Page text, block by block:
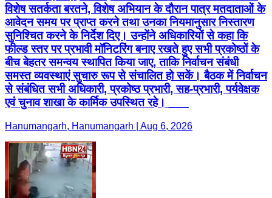
विशेष सतर्कता बरतने, विशेष अभियान के दौरान पात्र मतदाताओं के
आवेदन समय पर प्राप्त करने तथा उनका नियमानुसार निस्तारण
सुनिश्चित करने के निर्देश दिए। उन्होंने अधिकारियों से कहा कि
फील्ड स्तर पर प्रभावी मॉनिटरिंग बनाए रखते हुए सभी प्रकोष्ठों के
बीच बेहतर समन्वय स्थापित किया जाए, ताकि निर्वाचन संबंधी
समस्त व्यवस्थाएं सुचारु रूप से संचालित हो सकें। बैठक में निर्वाचन
से संबंधित सभी अधिकारी, प्रकोष्ठ प्रभारी, सह-प्रभारी, पर्यवेक्षक
एवं चुनाव शाखा के कार्मिक उपस्थित रहे। ___
Hanumangarh, Hanumangarh | Aug 6, 2026